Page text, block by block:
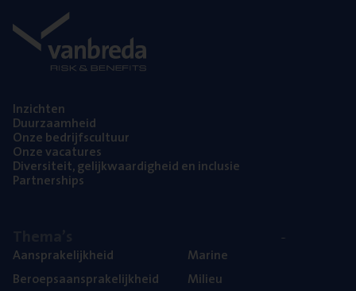
Inzich­ten
Duur­zaam­heid
Onze bedrijfs­cul­tuur
Onze vaca­tu­res
Diver­si­teit, gelijk­waar­dig­heid en inclusie
Part­ner­ships
Aan­spra­ke­lijk­heid
Beroeps­aan­spra­ke­lijk­heid
Mari­ne
Mili­eu